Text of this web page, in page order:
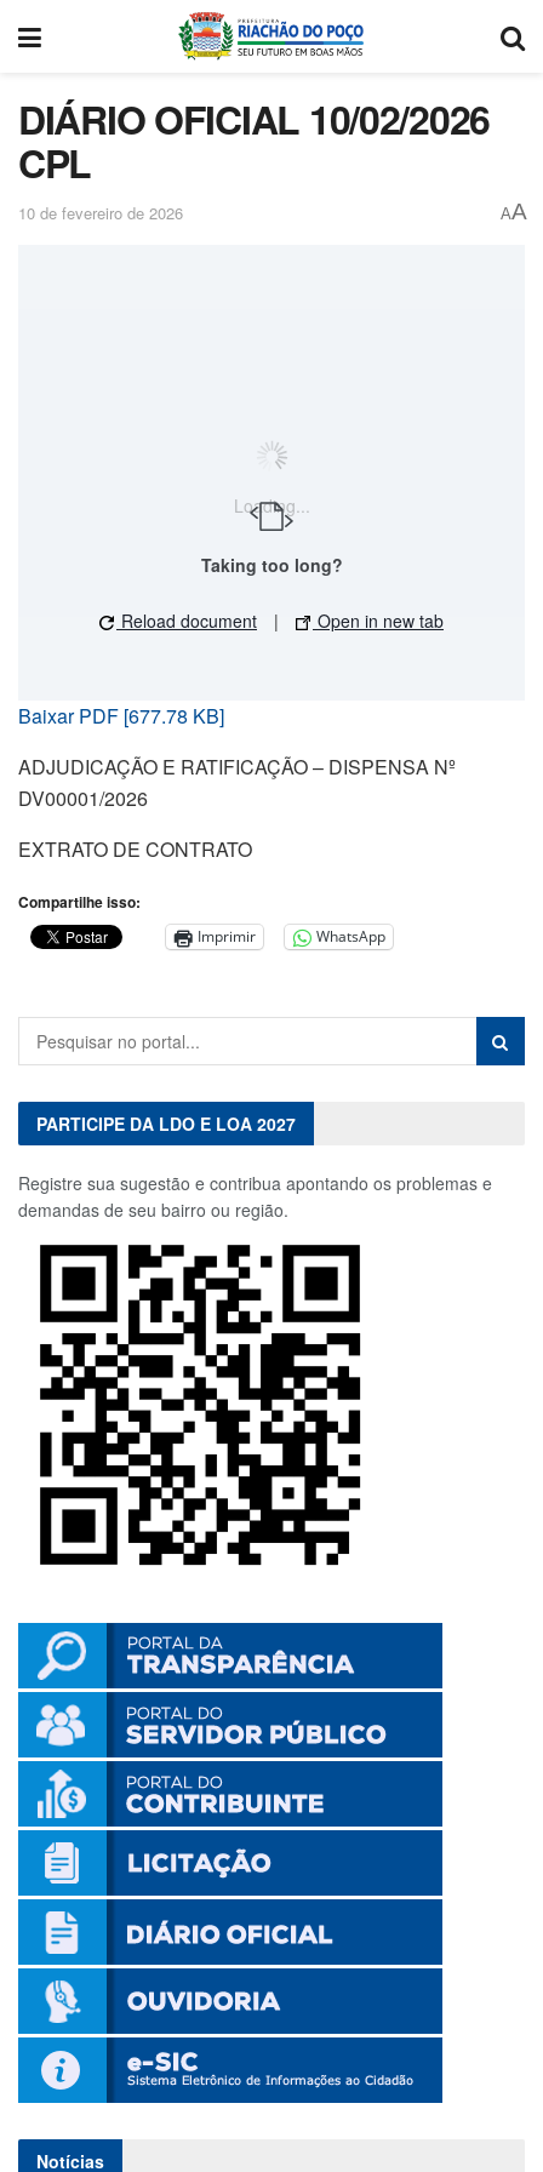
DIÁRIO OFICIAL 10/02/2026
CPL
10 de fevereiro de 2026 AA
Loading...
Taking too long?
Reload document | Open in new tab
Baixar PDF [677.78 KB]
ADJUDICAÇÃO E RATIFICAÇÃO – DISPENSA Nº
DV00001/2026
EXTRATO DE CONTRATO
Compartilhe isso:
Imprimir WhatsApp
PARTICIPE DA LDO E LOA 2027
Registre sua sugestão e contribua apontando os problemas e
demandas de seu bairro ou região.
Notícias